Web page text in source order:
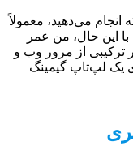
انجام می‌دهید، معمولاً
این حال، من عمر
ترکیبی از مرور وب و
یک لپ‌تاپ گیمینگ